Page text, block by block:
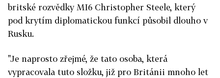
britské rozvědky MI6 Christopher Steele, který
pod krytím diplomatickou funkcí působil dlouho v
Rusku.
"Je naprosto zřejmé, že tato osoba, která
vypracovala tuto složku, již pro Británii mnoho let